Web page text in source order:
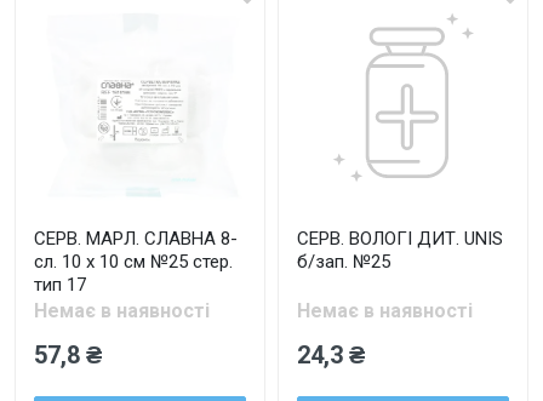
СЕРВ. МАРЛ. СЛАВНА 8-
сл. 10 х 10 см №25 стер.
тип 17
Немає в наявності
57,8 ₴
СЕРВ. ВОЛОГІ ДИТ. UNIS
б/зап. №25
Немає в наявності
24,3 ₴